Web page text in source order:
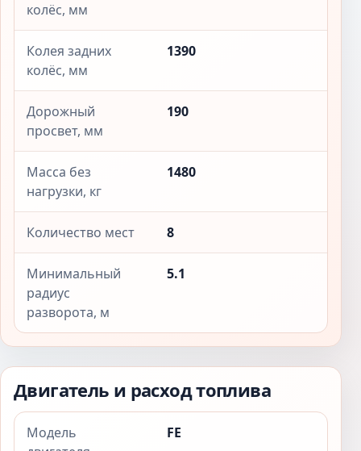
колёс, мм
Колея задних
колёс, мм
1390
Дорожный
просвет, мм
190
Масса без
нагрузки, кг
1480
Количество мест 8
Минимальный
радиус
разворота, м
5.1
Двигатель и расход топлива
Модель
FE